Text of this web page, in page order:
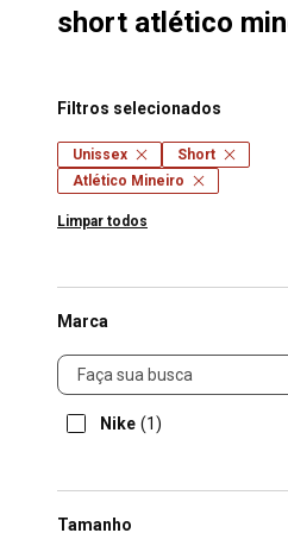
short atlético
Filtros selecionados
Unissex
Short
Atlético Mineiro
Limpar todos
Marca
Marca
Nike (1)
Tamanho